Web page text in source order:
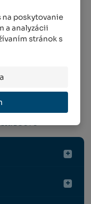
na poskytovanie
a analyzácii
stránok s
pre ce...
14 DNÍ